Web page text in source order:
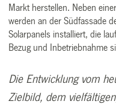
Markt herstellen. Neben
werden an der Südfassade
Solarpanels installiert, die
Bezug und Inbetriebnahme
Die Entwicklung vom
Zielbild, dem